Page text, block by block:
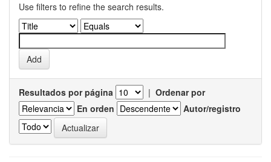
Use filters to refine the search results.
Resultados por página | Ordenar por
En orden
Autor/registro